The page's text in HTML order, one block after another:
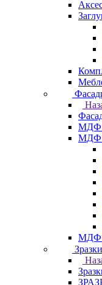
МДФ
МДФ
МДФ